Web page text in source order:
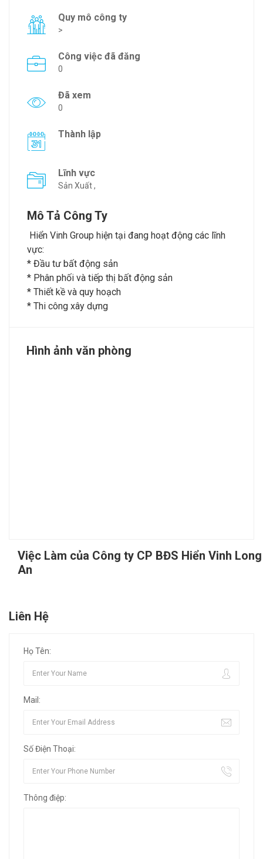
Quy mô công ty
>
Công việc đã đăng
0
Đã xem
0
Thành lập
Lĩnh vực
Sản Xuất ,
Mô Tả Công Ty
Hiển Vinh Group hiện tại đang hoạt động các lĩnh
vực:
* Đầu tư bất động sản
* Phân phối và tiếp thị bất động sản
* Thiết kề và quy hoạch
* Thi công xây dựng
Hình ảnh văn phòng
Việc Làm của Công ty CP BĐS Hiển Vinh Long
An
Liên Hệ
Họ Tên:
Mail:
Số Điện Thoại:
Thông điệp: